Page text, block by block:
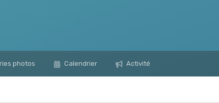
photos Calendrier Activité